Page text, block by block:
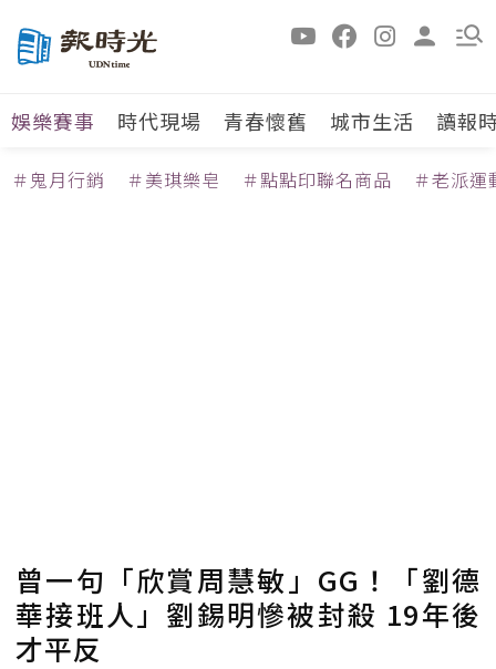
娛樂賽事 時代現場 青春懷舊 城市生活 讀報
＃鬼月行銷 ＃美琪樂皂 ＃點點印聯名商品 ＃老派運
曾一句「欣賞周慧敏」GG！「劉德
華接班人」劉錫明慘被封殺 19年後
才平反